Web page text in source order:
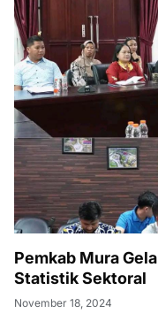
Pemkab Mura
Statistik Sektoral
November 18, 2024